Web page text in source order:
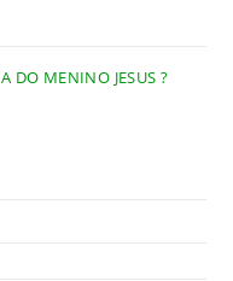
DO MENINO JESUS ?